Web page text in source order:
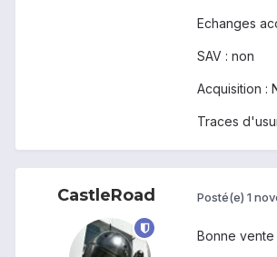
Echanges
SAV : non
Acquisition :
Traces
CastleRoad Posté(e) 1
Bonne vente